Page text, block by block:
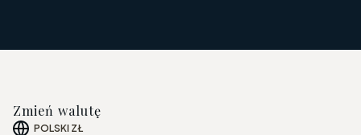
Zmień walutę
POLSKI ZŁ